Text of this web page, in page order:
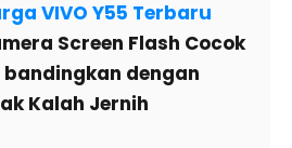
VIVO Y55 Terbaru
Screen Flash Cocok
dengan
Kalah Jernih